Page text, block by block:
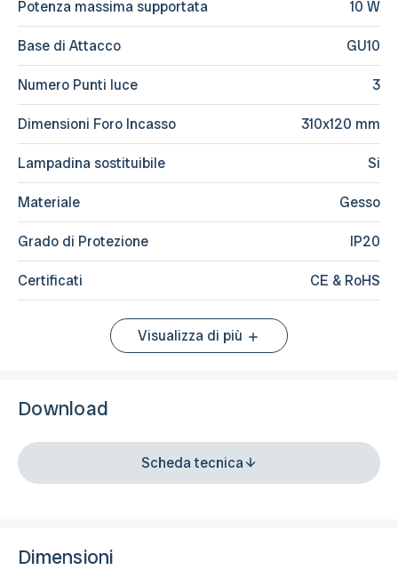
Potenza massima supportata 10 W
Base di Attacco GU10
Numero Punti luce 3
Dimensioni Foro Incasso 310x120 mm
Lampadina sostituibile Si
Materiale Gesso
Grado di Protezione IP20
Certificati CE & RoHS
Visualizza di più
Download
Scheda tecnica
Dimensioni